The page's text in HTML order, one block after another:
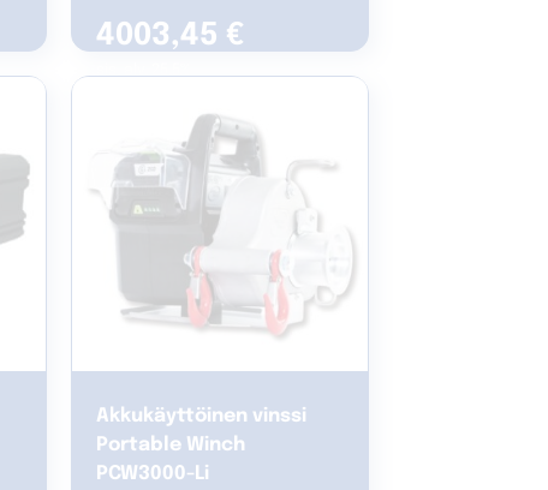
4003,45 €
Akkukäyttöinen vinssi
Portable Winch
PCW3000-Li